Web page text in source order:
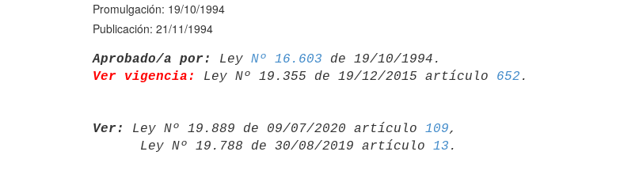
Promulgación: 19/10/1994
Publicación: 21/11/1994
Aprobado/a por: Ley Nº 16.603
Ver vigencia:
Ley Nº 19.355 de 19/12/2015 artículo 652
Ver: Ley Nº 19.889 de 09/07/2020 artículo 109,
      Ley Nº 19.788 de 30/08/2019 artículo
13